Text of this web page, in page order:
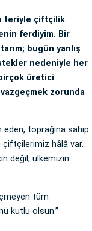
teriyle çiftçilik
ferdiyim. Bir
bugün yanlış
nedeniyle her
üretici
zorunda
toprağına sahip
çiftçilerimiz hâlâ var.
değil; ülkemizin
tüm
kutlu olsun.”